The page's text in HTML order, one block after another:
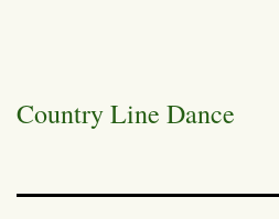
Country Line Dance